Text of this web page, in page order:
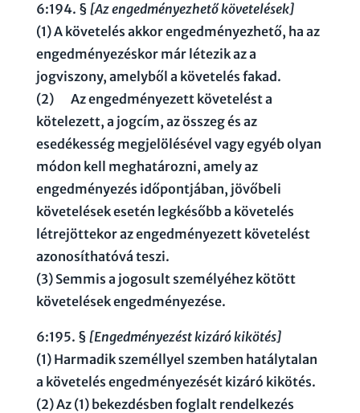
6:194. § [Az engedményezhető követelések]
(1) A követelés akkor engedményezhető, ha az
engedményezéskor már létezik az a
jogviszony, amelyből a követelés fakad.
(2)61
Az engedményezett követelést a
kötelezett, a jogcím, az összeg és az
esedékesség megjelölésével vagy egyéb olyan
módon kell meghatározni, amely az
engedményezés időpontjában, jövőbeli
követelések esetén legkésőbb a követelés
létrejöttekor az engedményezett követelést
azonosíthatóvá teszi.
(3) Semmis a jogosult személyéhez kötött
követelések engedményezése.
6:195. § [Engedményezést kizáró kikötés]
(1) Harmadik személlyel szemben hatálytalan
a követelés engedményezését kizáró kikötés.
(2) Az (1) bekezdésben foglalt rendelkezés